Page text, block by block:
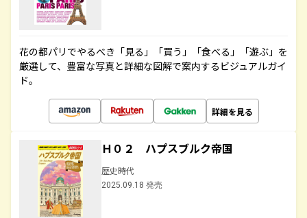
花の都パリでやるべき「見る」「買う」「食べる」「遊ぶ」を
厳選して、豊富な写真と詳細な図解で案内するビジュアルガイ
ド。
詳細を見る
Ｈ０２ ハプスブルク帝国
歴史時代
2025.09.18 発売